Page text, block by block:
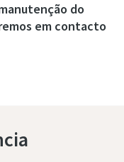
do
em contacto